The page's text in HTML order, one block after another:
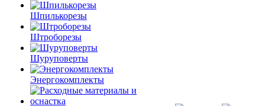
Шпилькорезы
Штроборезы
Шуруповерты
Энергокомплекты